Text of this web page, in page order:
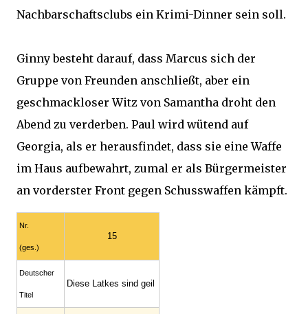
Nachbarschaftsclubs ein Krimi-Dinner sein soll.
Ginny besteht darauf, dass Marcus sich der
Gruppe von Freunden anschließt, aber ein
geschmackloser Witz von Samantha droht den
Abend zu verderben. Paul wird wütend auf
Georgia, als er herausfindet, dass sie eine Waffe
im Haus aufbewahrt, zumal er als Bürgermeister
an vorderster Front gegen Schusswaffen kämpft.
Nr.
(ges.)
15
Deutscher
Titel
Diese Latkes sind geil